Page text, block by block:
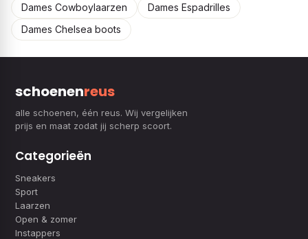
Dames Cowboylaarzen
Dames Espadrilles
Dames Chelsea boots
schoenenreus
alle schoenen, één reus. Wij vergelijken
prijs en maat zodat jij scherp scoort.
Categorieën
Sneakers
Sport
Laarzen
Open & zomer
Instappers